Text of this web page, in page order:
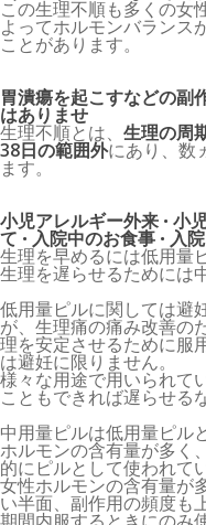
この生理不順も多くの女
よってホルモンバランス
ことがあります。
胃潰瘍を起こすなどの副
はありませ
生理不順とは、 生理の周
38日の範囲外にあり、数
ます。
小児アレルギー外来 · 小
て · 入院中のお食事 · 入
生理を早めるには低用量
生理を遅らせるためには
低用量ピルに関しては避
が、生理痛の痛み改善の
理を安定させるために服
は避妊に限りません。
様々な用途で用いられて
こともできれば遅らせる
中用量ピルは低用量ピル
ホルモンの含有量が多く
的にピルとして使われて
女性ホルモンの含有量が
い半面、副作用の頻度も